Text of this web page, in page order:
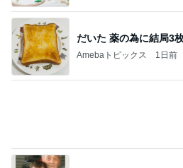
1GB制限の息子が見つ
Amebaトピックス 1日前